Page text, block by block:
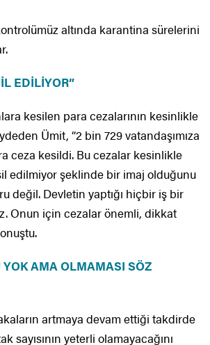
altında karantina sürelerini
EDİLİYOR”
kesilen para cezalarının kesinlikle
Ümit, “2 bin 729 vatandaşımıza
ceza kesildi. Bu cezalar kesinlikle
edilmiyor şeklinde bir imaj olduğunu
değil. Devletin yaptığı hiçbir iş bir
Onun için cezalar önemli, dikkat
YOK AMA OLMAMASI SÖZ
artmaya devam ettiği takdirde
sayısının yeterli olamayacağını